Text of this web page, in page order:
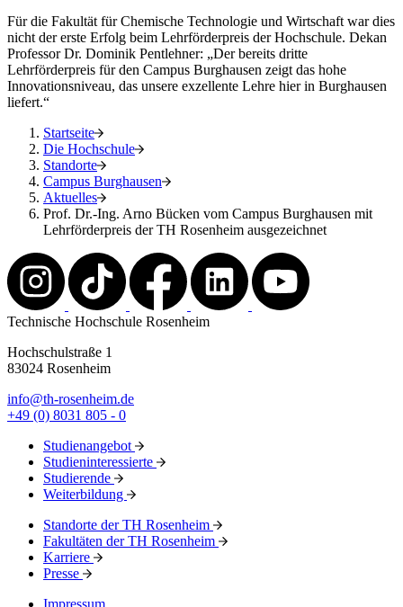
Für die Fakultät für Chemische Technologie und Wirtschaft war dies
nicht der erste Erfolg beim Lehrförderpreis der Hochschule. Dekan
Professor Dr. Dominik Pentlehner: „Der bereits dritte
Lehrförderpreis für den Campus Burghausen zeigt das hohe
Innovationsniveau, das unsere exzellente Lehre hier in Burghausen
liefert.“
Startseite
Die Hochschule
Standorte
Campus Burghausen
Aktuelles
Prof. Dr.-Ing. Arno Bücken vom Campus Burghausen mit
Lehrförderpreis der TH Rosenheim ausgezeichnet
Technische Hochschule Rosenheim
Hochschulstraße 1
83024 Rosenheim
info@th-rosenheim.de
+49 (0) 8031 805 - 0
Studienangebot
Studieninteressierte
Studierende
Weiterbildung
Standorte der TH Rosenheim
Fakultäten der TH Rosenheim
Karriere
Presse